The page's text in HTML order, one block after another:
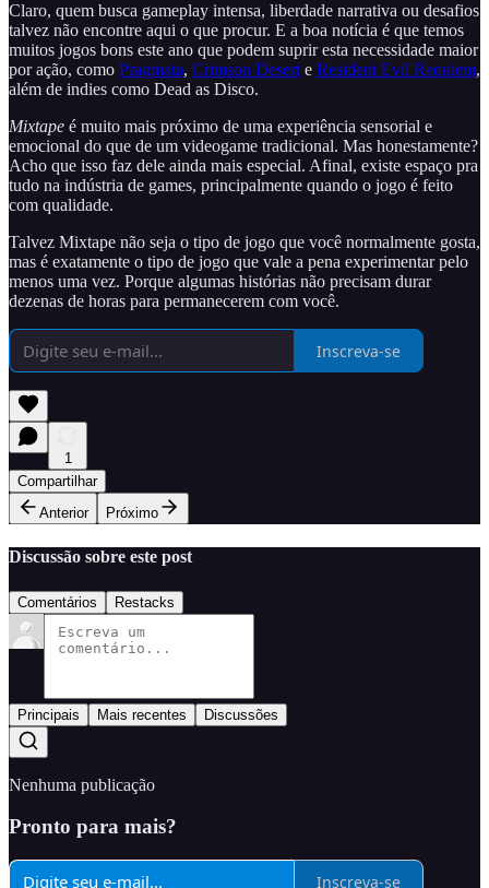
Claro, quem busca gameplay intensa, liberdade narrativa ou desafios
talvez não encontre aqui o que procur. E a boa notícia é que temos
muitos jogos bons este ano que podem suprir esta necessidade maior
por ação, como Pragmata, Crimson Desert e Resident Evil Requiem,
além de indies como Dead as Disco.
Mixtape é muito mais próximo de uma experiência sensorial e
emocional do que de um videogame tradicional. Mas honestamente?
Acho que isso faz dele ainda mais especial. Afinal, existe espaço pra
tudo na indústria de games, principalmente quando o jogo é feito
com qualidade.
Talvez Mixtape não seja o tipo de jogo que você normalmente gosta,
mas é exatamente o tipo de jogo que vale a pena experimentar pelo
menos uma vez. Porque algumas histórias não precisam durar
dezenas de horas para permanecerem com você.
Inscreva-se
1
Compartilhar
Anterior
Próximo
Discussão sobre este post
Comentários Restacks
Principais Mais recentes Discussões
Nenhuma publicação
Pronto para mais?
Inscreva-se